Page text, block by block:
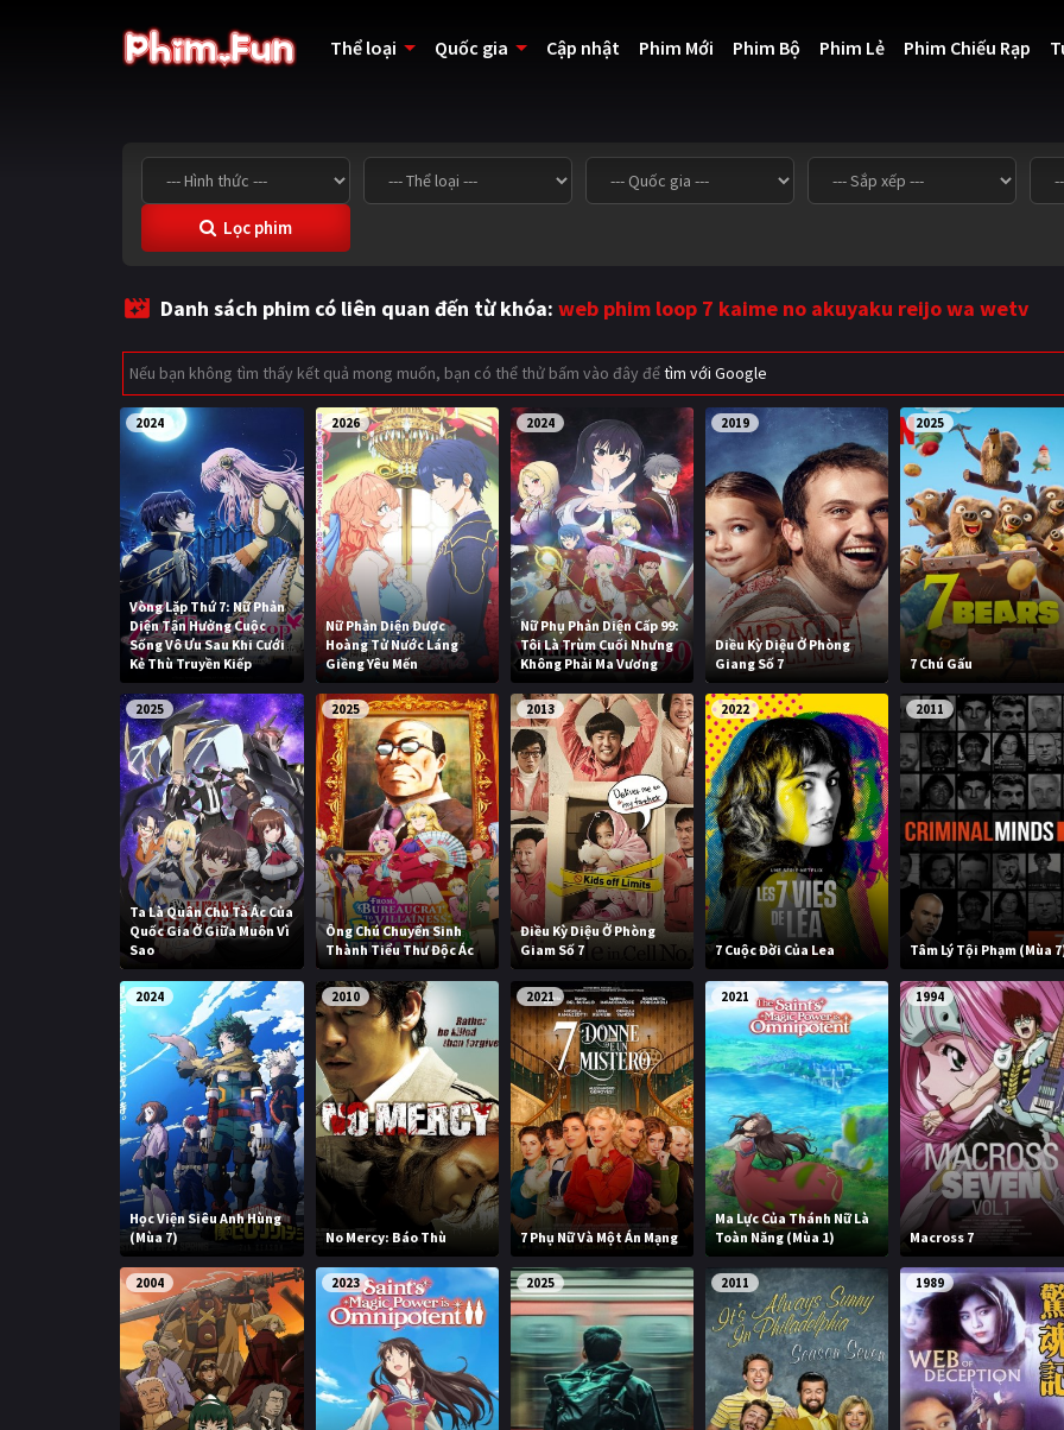
Thể loại Quốc gia Cập nhật Phim Mới Phim Bộ Phim Lẻ Phim Chiếu Rạp
Lọc phim
Danh sách phim có liên quan đến từ khóa: web phim loop 7 kaime no akuyaku reijo wa wetv
Nếu bạn không tìm thấy kết quả mong muốn, bạn có thể thử bấm vào đây đểtìm với Google
2024
Vòng Lặp Thứ 7: Nữ Phản
Diện Tận Hưởng Cuộc
Sống Vô Ưu Sau Khi Cưới
Kẻ Thù Truyền Kiếp
2026
Nữ Phản Diện Được
Hoàng Tử Nước Láng
Giềng Yêu Mến
2024
Nữ Phụ Phản Diện Cấp 99:
Tôi Là Trùm Cuối Nhưng
Không Phải Ma Vương
2019
Diều Kỳ Diệu Ở Phòng
Giang Số 7
2025
7 Chú Gấu
2025
Ta Là Quân Chủ Tà Ác Của
Quốc Gia Ở Giữa Muôn Vì
Sao
2025
Ông Chú Chuyển Sinh
Thành Tiểu Thư Độc Ác
2013
Điều Kỳ Diệu Ở Phòng
Giam Số 7
2022
7 Cuộc Đời Của Lea
2011
Tâm Lý Tội Phạm (Mùa
2024
Học Viện Siêu Anh Hùng
(Mùa 7)
2010
No Mercy: Báo Thù
2021
7 Phụ Nữ Và Một Án Mạng
2021
Ma Lực Của Thánh Nữ Là
Toàn Năng (Mùa 1)
1994
Macross 7
2004 2023 2025 2011 1989